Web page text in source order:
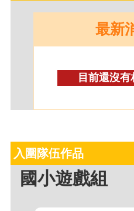
最新
目前還沒
入圍隊伍作品
國小遊戲組